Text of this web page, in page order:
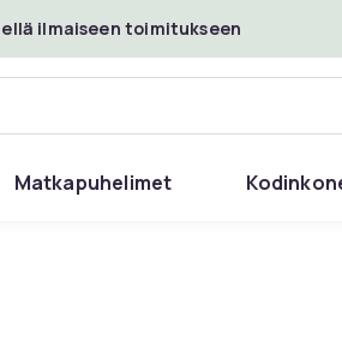
ilmaiseen toimitukseen
Matkapuhelimet